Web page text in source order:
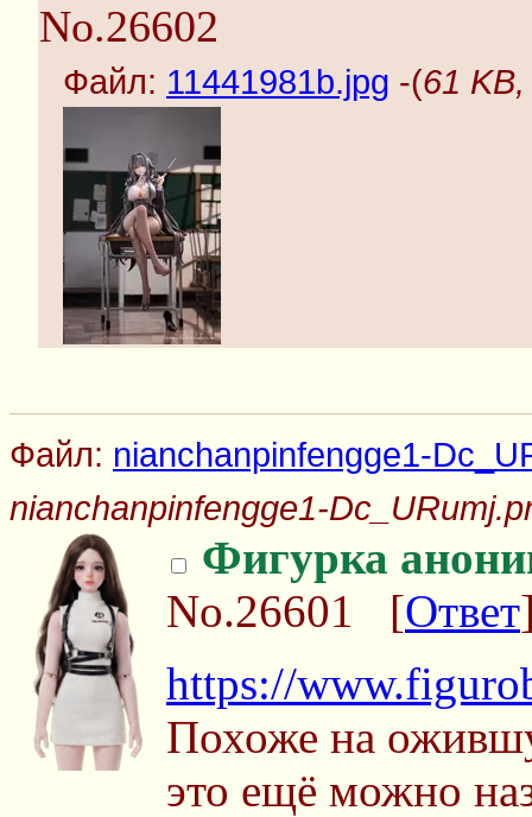
No.26602
Файл: 11441981b.jpg -(61
Файл: nianchanpinfengge1-
nianchanpinfengge1-
Фигурка
No.26601 [Ответ
https://
Похоже на
это ещё можно